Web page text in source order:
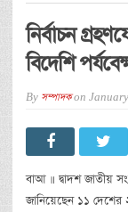
নির্বাচন
বিদেশি
By সম্পাদকon
বাআ ॥ দ্বাদশ জাতীয়
জানিয়েছেন ১১ দেশের